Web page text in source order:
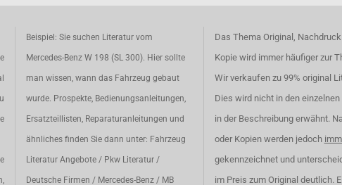
Beispiel: Sie suchen Literatur vom
Mercedes-Benz W 198 (SL 300). Hier sollte
man wissen, wann das Fahrzeug gebaut
wurde. Prospekte, Bedienungsanleitungen,
Ersatzteillisten, Reparaturanleitungen und
ähnliches finden Sie dann unter: Fahrzeug
Literatur Angebote / Pkw Literatur /
Deutsche Firmen / Mercedes-Benz / MB
Das Thema Original,
Kopie wird immer häufiger zur
Wir verkaufen zu 99% original
Dies wird nicht in den
in der Beschreibung erwähnt.
oder Kopien werden jedoch
gekennzeichnet und
im Preis zum Original deutlich.